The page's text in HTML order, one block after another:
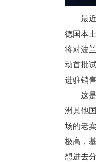
最近
德国本
将对波
动首批
进驻销售
这是
洲其他
场的老
极高，
想进去